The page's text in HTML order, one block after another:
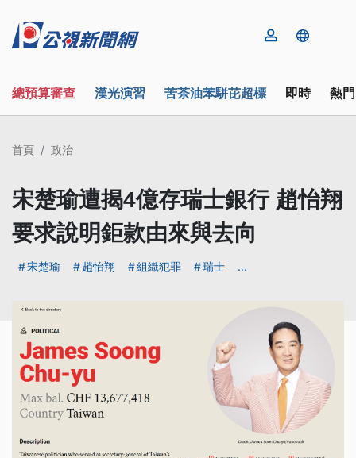
總預算審查 漢光演習 苦茶油苯駢芘超標 即時 熱
首頁 政治
宋楚瑜遭揭4億存瑞士銀行 趙怡翔
要求說明鉅款由來與去向
宋楚瑜 趙怡翔 組織犯罪 瑞士 ...